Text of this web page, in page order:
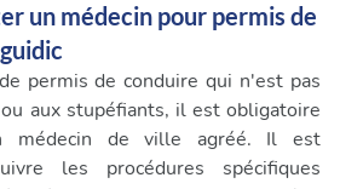
un médecin pour permis de
permis de conduire qui n'est pas
aux stupéfiants, il est obligatoire
médecin de ville agréé. Il est
les procédures spécifiques